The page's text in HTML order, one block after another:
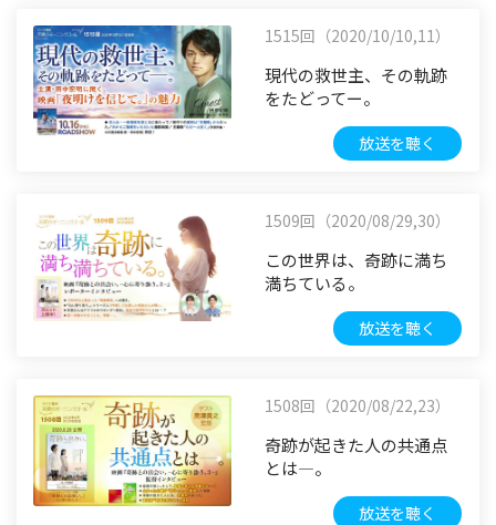
1515回（2020/10/10,11）
現代の救世主、その軌跡
をたどってー。
放送を聴く
1509回（2020/08/29,30）
この世界は、奇跡に満ち
満ちている。
放送を聴く
1508回（2020/08/22,23）
奇跡が起きた人の共通点
とは―。
放送を聴く